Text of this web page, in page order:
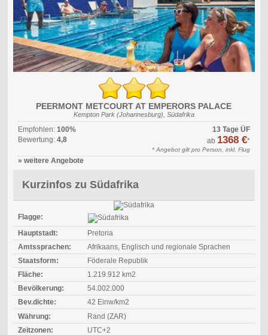
PEERMONT METCOURT AT EMPERORS PALACE
Kempton Park (Johannesburg), Südafrika
Empfohlen: 100%
Bewertung: 4,8
13 Tage ÜF
ab 1368 €*
* Angebot gilt pro Person, inkl. Flug
» weitere Angebote
Kurzinfos zu Südafrika
Flagge:
Hauptstadt:
Pretoria
Amtssprachen:
Afrikaans, Englisch und regionale Sprachen
Staatsform:
Föderale Republik
Fläche:
1.219.912 km2
Bevölkerung:
54.002.000
Bev.dichte:
42 Einw/km2
Währung:
Rand (ZAR)
Zeitzonen:
UTC+2